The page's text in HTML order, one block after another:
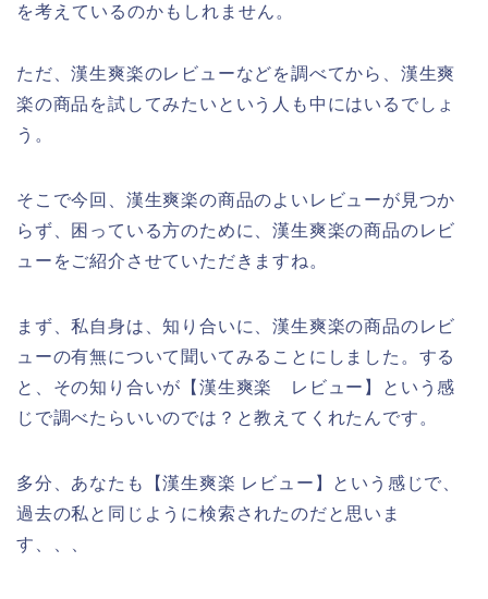
を考えているのかもしれません。
ただ、漢生爽楽のレビューなどを調べてから、漢生爽
楽の商品を試してみたいという人も中にはいるでしょ
う。
そこで今回、漢生爽楽の商品のよいレビューが見つか
らず、困っている方のために、漢生爽楽の商品のレビ
ューをご紹介させていただきますね。
まず、私自身は、知り合いに、漢生爽楽の商品のレビ
ューの有無について聞いてみることにしました。する
と、その知り合いが【漢生爽楽 レビュー】という感
じで調べたらいいのでは？と教えてくれたんです。
多分、あなたも【漢生爽楽 レビュー】という感じで、
過去の私と同じように検索されたのだと思いま
す、、、